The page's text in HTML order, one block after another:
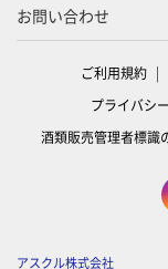
お問い合わせ
ご利用規約
プライバシ
酒類販売管理者標識
アスクル株式会社